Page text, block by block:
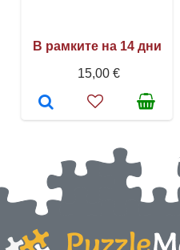
В рамките на 14 дни
15,00 €